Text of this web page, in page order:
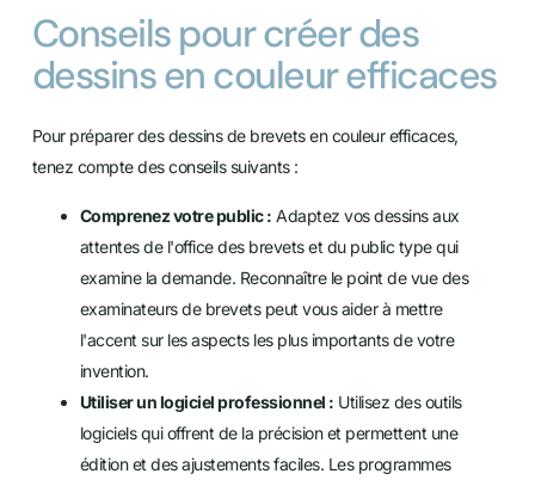
Conseils pour créer des
dessins en couleur efficaces
Pour préparer des dessins de brevets en couleur efficaces,
tenez compte des conseils suivants :
Comprenez votre public : Adaptez vos dessins aux
attentes de l'office des brevets et du public type qui
examine la demande. Reconnaître le point de vue des
examinateurs de brevets peut vous aider à mettre
l'accent sur les aspects les plus importants de votre
invention.
Utiliser un logiciel professionnel : Utilisez des outils
logiciels qui offrent de la précision et permettent une
édition et des ajustements faciles. Les programmes